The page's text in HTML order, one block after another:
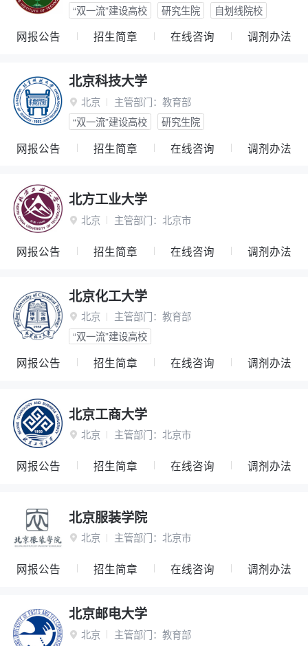
“双一流”建设高校
研究生院 自划线院校
网报公告 招生简章 在线咨询 调剂办法
北京科技大学
 北京 主管部门： 教育部
“双一流”建设高校
研究生院
网报公告 招生简章 在线咨询 调剂办法
北方工业大学
 北京 主管部门： 北京市
网报公告 招生简章 在线咨询 调剂办法
北京化工大学
 北京 主管部门： 教育部
“双一流”建设高校
网报公告 招生简章 在线咨询 调剂办法
北京工商大学
 北京 主管部门： 北京市
网报公告 招生简章 在线咨询 调剂办法
北京服装学院
 北京 主管部门： 北京市
网报公告 招生简章 在线咨询 调剂办法
北京邮电大学
 北京 主管部门： 教育部